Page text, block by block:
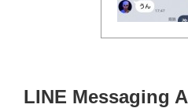
LINE Messaging